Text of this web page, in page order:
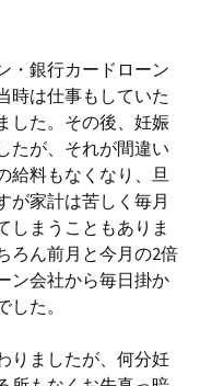
・銀行カードローン
時は仕事もしていた
した。その後、妊娠
たが、それが間違い
給料もなくなり、旦
が家計は苦しく毎月
しまうこともありま
ろん前月と今月の2倍
ン会社から毎日掛か
た。
りましたが、何分妊